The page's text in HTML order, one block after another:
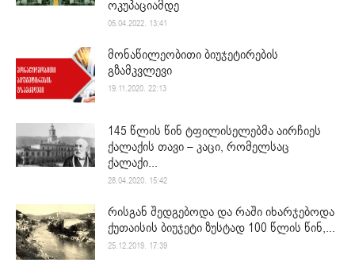
ოკუპაციამდე
05.04.2022. 13:41
მონაწილეობითი ბიუჯეტირების
გზამკვლევი
19.11.2020. 22:13
145 წლის წინ ტფილისელებმა აირჩიეს
ქალაქის თავი – კაცი, რომელსაც
ქალაქი...
28.04.2020. 15:42
რისგან შედგებოდა და რაში იხარჯებოდა
ქუთაისის ბიუჯეტი ზუსტად 100 წლის წინ,...
25.12.2019. 17:39